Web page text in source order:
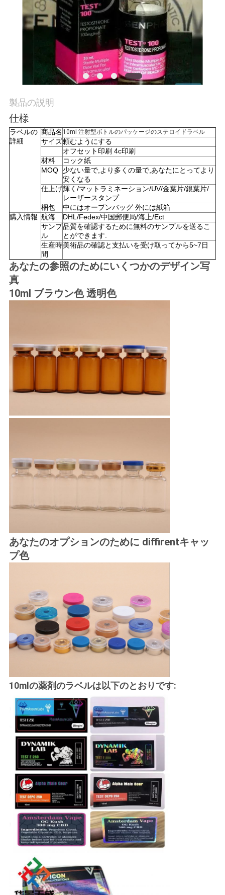
達
に
連
さ
ニ
ュ
合
地
PRIVACY
製品の説明
仕様
ラベルの
詳細
商品名 10ml 注射型ボトルのパッケージのステロイドラベル
サイズ頼むようにする
オフセット印刷 4c印刷
材料
コック紙
MOQ
少ない量で,より多くの量で,あなたにとってより
安くなる
仕上げ輝く/マットラミネーション/UV/金葉片/銀葉片/
レーザースタンプ
梱包
中にはオープンバッグ 外には紙箱
購入情報 航海
DHL/Fedex/中国郵便局/海上/Ect
サンプ
ル
品質を確認するために無料のサンプルを送るこ
とができます.
生産時
間
美術品の確認と支払いを受け取ってから5~7日
あなたの参照のためにいくつかのデザイン写
真
10ml ブラウン色 透明色
あなたのオプションのために diffirentキャッ
プ色
10mlの薬剤のラベルは以下のとおりです: